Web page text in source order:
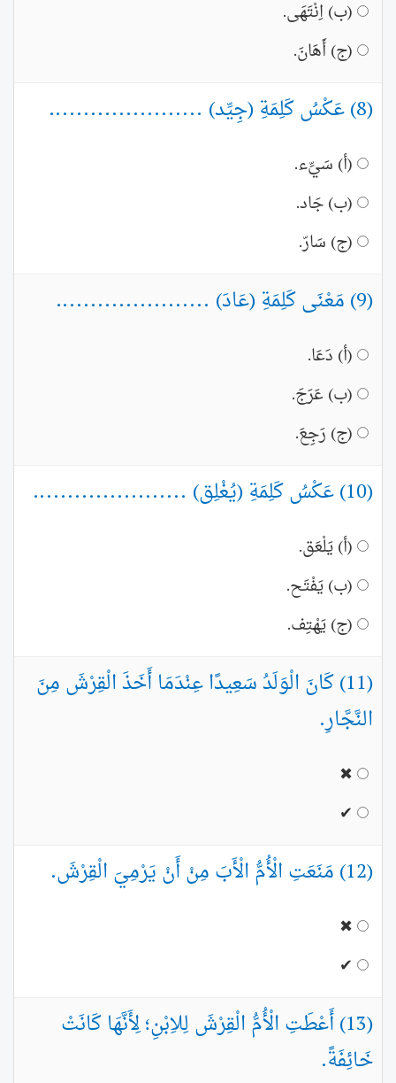
(ب) اِنْتَهَى.
(ج) أَهَانَ.
(8) عَكْسُ كَلِمَةِ (جِيِّد) ......................
(أ) سَيِّء.
(ب) جَاد.
(ج) سَارّ.
(9) مَعْنَى كَلِمَةِ (عَادَ) ......................
(أ) دَعَا.
(ب) عَرَجَ.
(ج) رَجِعَ.
(10) عَكْسُ كَلِمَةِ (يُغْلِق) ......................
(أ) يَلْعَق.
(ب) يَفْتَح.
(ج) يَهْتِف.
(11) كَانَ الْوَلَدُ سَعِيدًا عِنْدَمَا أَخَذَ الْقِرْشَ مِنَ
النَّجَّارِ.
✖
✔
(12) مَنَعَتِ الْأُمُّ الْأَبَ مِنْ أَنْ يَرْمِيَ الْقِرْشَ.
✖
✔
(13) أَعْطَتِ الْأُمُّ الْقِرْشَ لِلاِبْنِ؛ لِأَنَّهَا كَانَتْ
خَائِفَةً.